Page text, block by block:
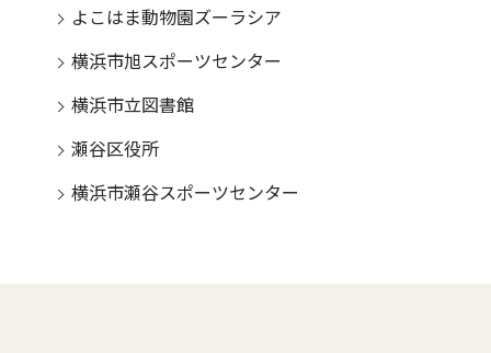
よこはま動物園ズーラシア
横浜市旭スポーツセンター
横浜市立図書館
瀬谷区役所
横浜市瀬谷スポーツセンター